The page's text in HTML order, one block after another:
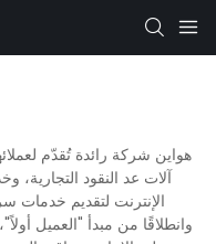
هواين شركة رائدة تُقدّم
آلات عد النقود التجارية،
الإنترنت لتقديم خدمات
وانطلاقًا من مبدأ "العميل